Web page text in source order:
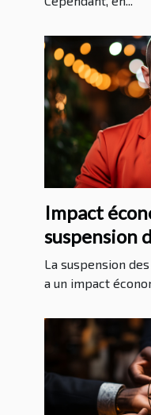
Impact
suspension
My
La suspension
a un impact